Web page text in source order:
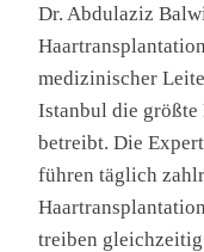
Dr. Abdulaziz
medizinischer
Istanbul die
betreibt. Die
führen täglich
treiben